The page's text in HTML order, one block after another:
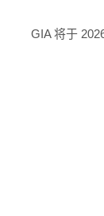
GIA 将于